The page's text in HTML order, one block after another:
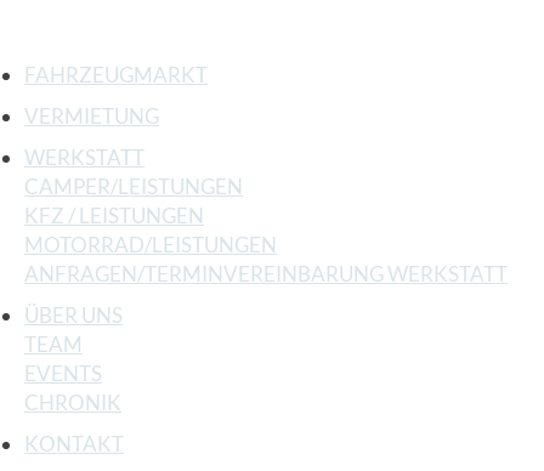
FAHRZEUGMARKT
VERMIETUNG
WERKSTATT
CAMPER/LEISTUNGEN
KFZ / LEISTUNGEN
MOTORRAD/LEISTUNGEN
ANFRAGEN/TERMINVEREINBARUNG WERKSTATT
ÜBER UNS
TEAM
EVENTS
CHRONIK
KONTAKT